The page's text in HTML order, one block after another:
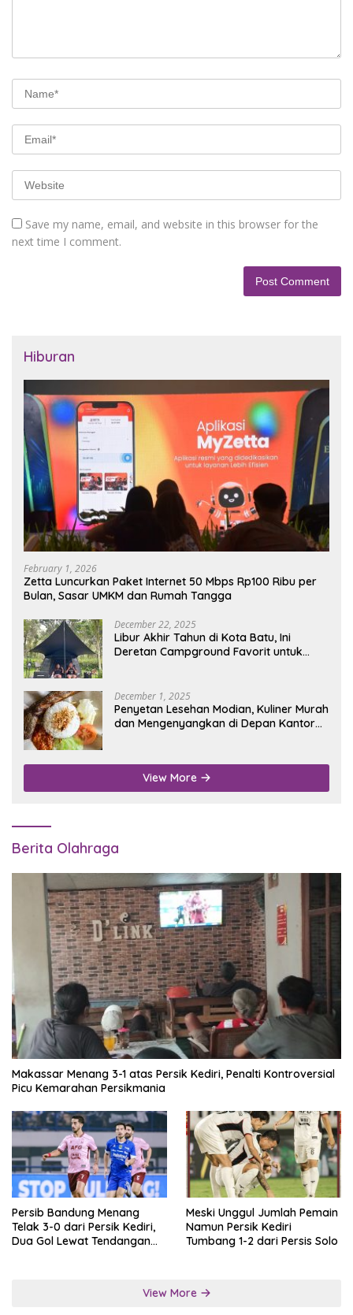
Save my name, email, and website in this browser for the
next time I comment.
Hiburan
February 1, 2026
Zetta Luncurkan Paket Internet 50 Mbps Rp100 Ribu per
Bulan, Sasar UMKM dan Rumah Tangga
December 22, 2025
Libur Akhir Tahun di Kota Batu, Ini
Deretan Campground Favorit untuk
December 1, 2025
Penyetan Lesehan Modian, Kuliner Murah
dan Mengenyangkan di Depan Kantor
View More
Berita Olahraga
Makassar Menang 3-1 atas Persik Kediri, Penalti Kontroversial
Picu Kemarahan Persikmania
Persib Bandung Menang
Telak 3-0 dari Persik Kediri,
Dua Gol Lewat Tendangan
Meski Unggul Jumlah Pemain
Namun Persik Kediri
Tumbang 1-2 dari Persis Solo
View More